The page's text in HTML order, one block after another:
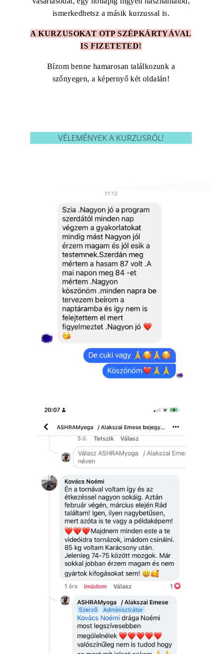
ismerkedhetsz a másik kurzussal is.
A KURZUSOKAT OTP SZÉPKÁRTYÁVAL
IS FIZETETED!
Bízom benne hamarosan találkozunk a
szőnyegen, a képernyő két oldalán!
VÉLEMÉNYEK A KURZUSRÓL!